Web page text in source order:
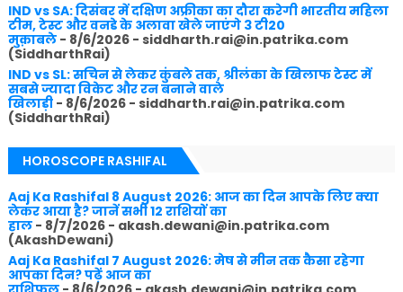
IND vs SA: दिसंबर में दक्षिण अफ्रीका का दौरा करेगी भारतीय महिला
टीम, टेस्ट और वनडे के अलावा खेले जाएंगे 3 टी20
मुक़ाबले- 8/6/2026- siddharth.rai@in.patrika.com
(SiddharthRai)
IND vs SL: सचिन से लेकर कुंबले तक, श्रीलंका के खिलाफ टेस्ट में
सबसे ज्यादा विकेट और रन बनाने वाले
खिलाड़ी- 8/6/2026- siddharth.rai@in.patrika.com
(SiddharthRai)
HOROSCOPE RASHIFAL
Aaj Ka Rashifal 8 August 2026: आज का दिन आपके लिए क्या
लेकर आया है? जानें सभी 12 राशियों का
हाल- 8/7/2026- akash.dewani@in.patrika.com
(AkashDewani)
Aaj Ka Rashifal 7 August 2026: मेष से मीन तक कैसा रहेगा
आपका दिन? पढ़ें आज का